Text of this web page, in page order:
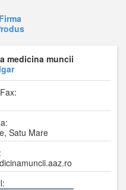
medicina muncii
Satu Mare